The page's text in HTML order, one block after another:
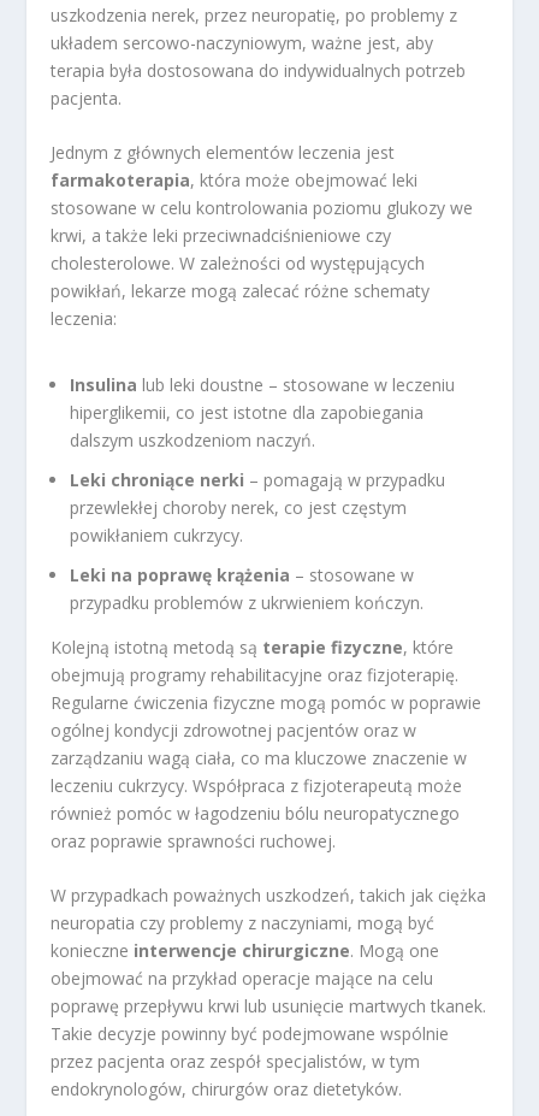
uszkodzenia nerek, przez neuropatię, po problemy z
układem sercowo-naczyniowym, ważne jest, aby
terapia była dostosowana do indywidualnych potrzeb
pacjenta.
Jednym z głównych elementów leczenia jest
farmakoterapia, która może obejmować leki
stosowane w celu kontrolowania poziomu glukozy we
krwi, a także leki przeciwnadciśnieniowe czy
cholesterolowe. W zależności od występujących
powikłań, lekarze mogą zalecać różne schematy
leczenia:
Insulina lub leki doustne – stosowane w leczeniu
hiperglikemii, co jest istotne dla zapobiegania
dalszym uszkodzeniom naczyń.
Leki chroniące nerki – pomagają w przypadku
przewlekłej choroby nerek, co jest częstym
powikłaniem cukrzycy.
Leki na poprawę krążenia – stosowane w
przypadku problemów z ukrwieniem kończyn.
Kolejną istotną metodą są terapie fizyczne, które
obejmują programy rehabilitacyjne oraz fizjoterapię.
Regularne ćwiczenia fizyczne mogą pomóc w poprawie
ogólnej kondycji zdrowotnej pacjentów oraz w
zarządzaniu wagą ciała, co ma kluczowe znaczenie w
leczeniu cukrzycy. Współpraca z fizjoterapeutą może
również pomóc w łagodzeniu bólu neuropatycznego
oraz poprawie sprawności ruchowej.
W przypadkach poważnych uszkodzeń, takich jak ciężka
neuropatia czy problemy z naczyniami, mogą być
konieczne interwencje chirurgiczne. Mogą one
obejmować na przykład operacje mające na celu
poprawę przepływu krwi lub usunięcie martwych tkanek.
Takie decyzje powinny być podejmowane wspólnie
przez pacjenta oraz zespół specjalistów, w tym
endokrynologów, chirurgów oraz dietetyków.